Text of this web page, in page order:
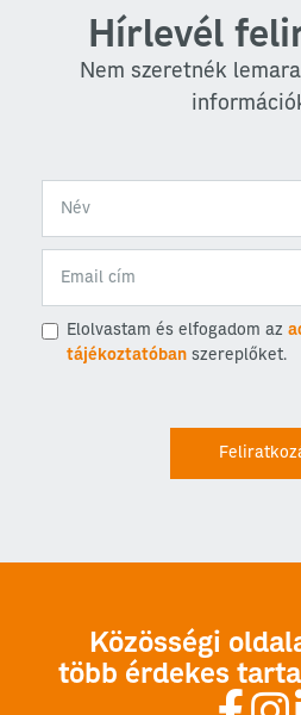
Hírlevél
Nem szeretnék
Elolvastam és elfogadom az
tájékoztatóban szereplőket.
Közösségi
több érdekes